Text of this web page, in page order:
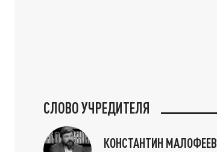
СЛОВО УЧРЕДИТЕЛЯ
КОНСТАНТИН МАЛОФЕЕВ